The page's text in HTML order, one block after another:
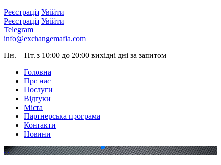
Реєстрація Увійти
Реєстрація Увійти
Telegram
info@exchangemafia.com
Пн. – Пт. з 10:00 до 20:00 вихідні дні за запитом
Головна
Про нас
Послуги
Відгуки
Міста
Партнерська програма
Контакти
Новини
. .